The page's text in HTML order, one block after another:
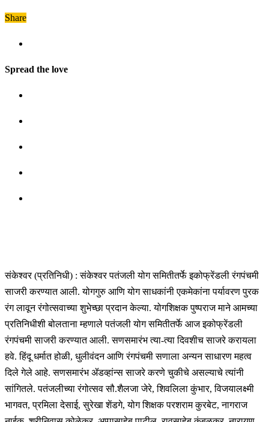
Share
Spread the love
संकेश्वर (प्रतिनिधी) : संकेश्वर पतंजली योग समितीतर्फे इकोफ्रेंडली रंगपंचमी
साजरी करण्यात आली. योगगुरु आणि योग साधकांनी एकमेकांना पर्यावरण पुरक
रंग लावून रंगोत्सवाच्या शुभेच्छा प्रदान केल्या. योगशिक्षक पुष्पराज माने आमच्या
प्रतिनिधीशी बोलताना म्हणाले पतंजली योग समितीतर्फे आज इकोफ्रेंडली
रंगपंचमी साजरी करण्यात आली. सणसमारंभ त्या-त्या दिवशीच साजरे करायला
हवे. हिंदू धर्मात होळी, धुलीवंदन आणि रंगपंचमी सणाला अन्यन साधारण महत्व
दिले गेले आहे. सणसमारंभ ॲडव्हांन्स साजरे करणे चुकीचे असल्याचे त्यांनी
सांगितले. पतंजलीच्या रंगोत्सव सौ.शैलजा जेरे, शिवलिला कुंभार, विजयालक्ष्मी
भागवत, प्रमिला देसाई, सुरेखा शेंडगे, योग शिक्षक परशराम कुरबेट, नागराज